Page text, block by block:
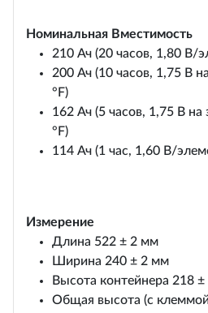
Номинальная Вместимость
210 Ач (20 часов, 1,80 В/
200 Ач (10 часов, 1,75 В
°F)
162 Ач (5 часов, 1,75 В на
°F)
114 Ач (1 час, 1,60 В/
Измерение
Длина 522 ± 2 мм
Ширина 240 ± 2 мм
Высота контейнера 218
Общая высота (с